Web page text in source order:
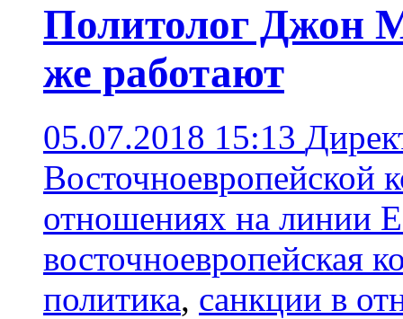
Политолог Джон
же работают
05.07.2018 15:13
отношениях на линии
восточноевропейская
политика, санкции в